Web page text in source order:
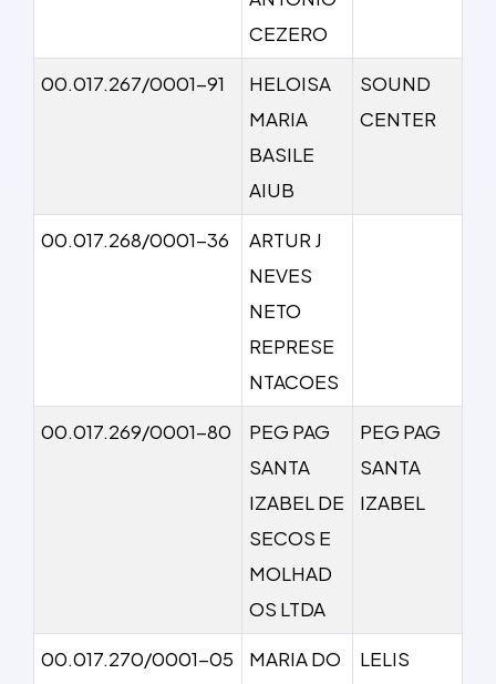
CEZERO
00.017.267/0001-91
HELOISA
MARIA
BASILE
AIUB
SOUND
CENTER
00.017.268/0001-36
ARTUR J
NEVES
NETO
REPRESE
NTACOES
00.017.269/0001-80
PEG PAG
SANTA
IZABEL DE
SECOS E
MOLHAD
OS LTDA
PEG PAG
SANTA
IZABEL
00.017.270/0001-05
MARIA DO
LELIS